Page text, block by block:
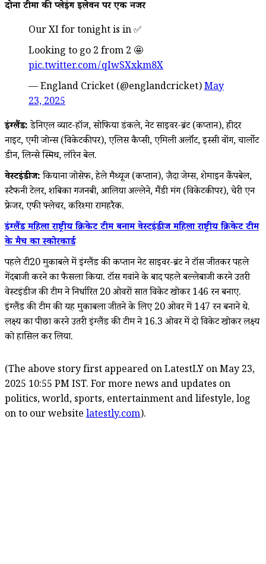
दोनों टीमों की प्लेइंग इलेवन पर एक नजर
Our XI for tonight is in ✅
Looking to go 2 from 2 🤩
pic.twitter.com/qIwSXxkm8X
— England Cricket (@englandcricket)May
23, 2025
इंग्लैंड:डेनिएल व्याट-हॉज, सोफिया डंकले, नेट साइवर-ब्रंट (कप्तान), हीदर
नाइट, एमी जोन्स (विकेटकीपर), एलिस कैप्सी, एमिली अर्लॉट, इस्सी वोंग, चार्लोट
डीन, लिन्से स्मिथ, लॉरेन बेल.
वेस्टइंडीज:कियाना जोसेफ, हेले मैथ्यूज (कप्तान), ज़ैदा जेम्स, शेमाइन कैंपबेल,
स्टैफनी टेलर, शबिका गजनबी, आलिया अल्लेने, मैंडी मंगरू (विकेटकीपर), चेरी एन
फ्रेजर, एफी फ्लेचर, करिश्मा रामहरैक.
इंग्लैंड महिला राष्ट्रीय क्रिकेट टीम बनाम वेस्टइंडीज महिला राष्ट्रीय क्रिकेट टीम
के मैच का स्कोरकार्ड
पहले टी20 मुकाबले में इंग्लैंड की कप्तान नेट साइवर-ब्रंट ने टॉस जीतकर पहले
गेंदबाजी करने का फैसला किया. टॉस गवांने के बाद पहले बल्लेबाजी करने उतरी
वेस्टइंडीज की टीम ने निर्धारित 20 ओवरों सात विकेट खोकर 146 रन बनाए.
इंग्लैंड की टीम की यह मुकाबला जीतने के लिए 20 ओवर में 147 रन बनाने थे.
लक्ष्य का पीछा करने उतरी इंग्लैंड की टीम ने 16.3 ओवर में दो विकेट खोकर लक्ष्य
को हासिल कर लिया.
(The above story first appeared on LatestLY on May 23,
2025 10:55 PM IST. For more news and updates on
politics, world, sports, entertainment and lifestyle, log
on to our website latestly.com).